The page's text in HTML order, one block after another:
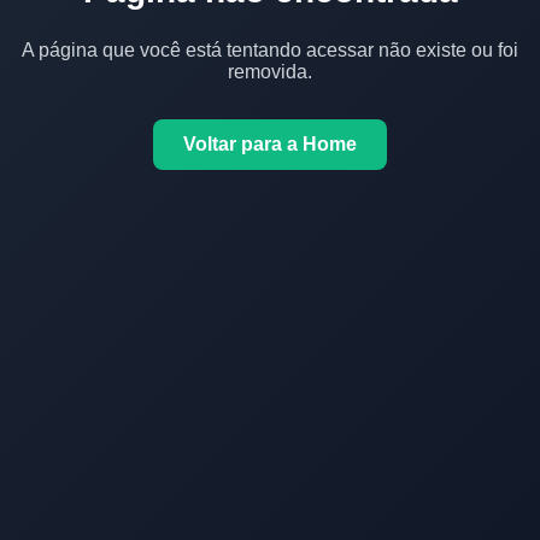
A página que você está tentando acessar não existe ou foi
removida.
Voltar para a Home